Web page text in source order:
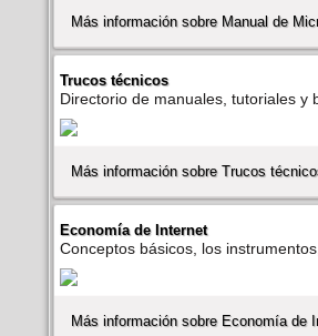
Más información sobre Manual de
Trucos técnicos
Directorio de manuales, tutoriales y
Más información sobre Trucos
Economí­a de Internet
Conceptos básicos, los
Más información sobre Economí­a de